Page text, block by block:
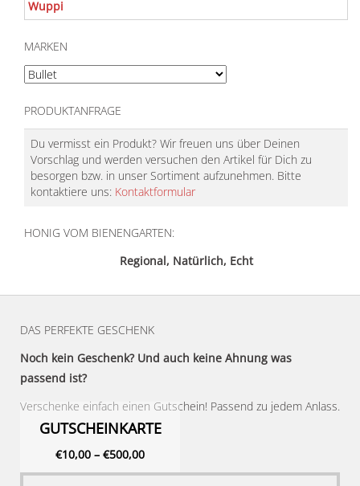
MARKEN
PRODUKTANFRAGE
Du vermisst ein Produkt? Wir freuen uns über Deinen
Vorschlag und werden versuchen den Artikel für Dich zu
besorgen bzw. in unser Sortiment aufzunehmen. Bitte
kontaktiere uns: Kontaktformular
HONIG VOM BIENENGARTEN:
Regional, Natürlich, Echt
DAS PERFEKTE GESCHENK
Noch kein Geschenk? Und auch keine Ahnung was
passend ist?
Verschenke einfach einen Gutschein! Passend zu jedem Anlass.
GUTSCHEINKARTE
€10,00 – €500,00